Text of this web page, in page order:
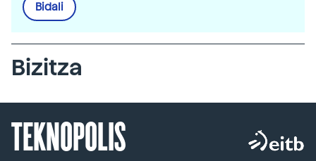
Bidali
Bizitza
TEKNOPOLIS